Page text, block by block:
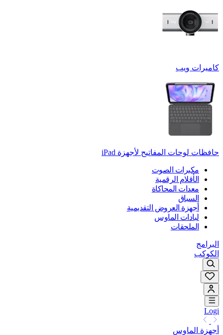
كاميرات ويب
حافظات لوحات المفاتيح لأجهزة ‏iPad
مكبرات الصوت
الأقلام الرقمية
معدات المحاكاة
السباق
أجهزة العروض التقديمية
لبادات الماوس
الملحقات
البرامج
الكوكب
Logi
أجهزة الماوس